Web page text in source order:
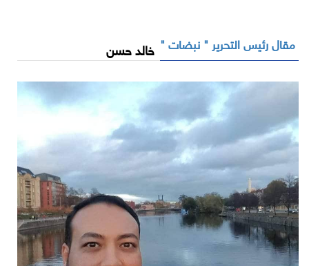
مقال رئيس التحرير " نبضات " خالد حسن